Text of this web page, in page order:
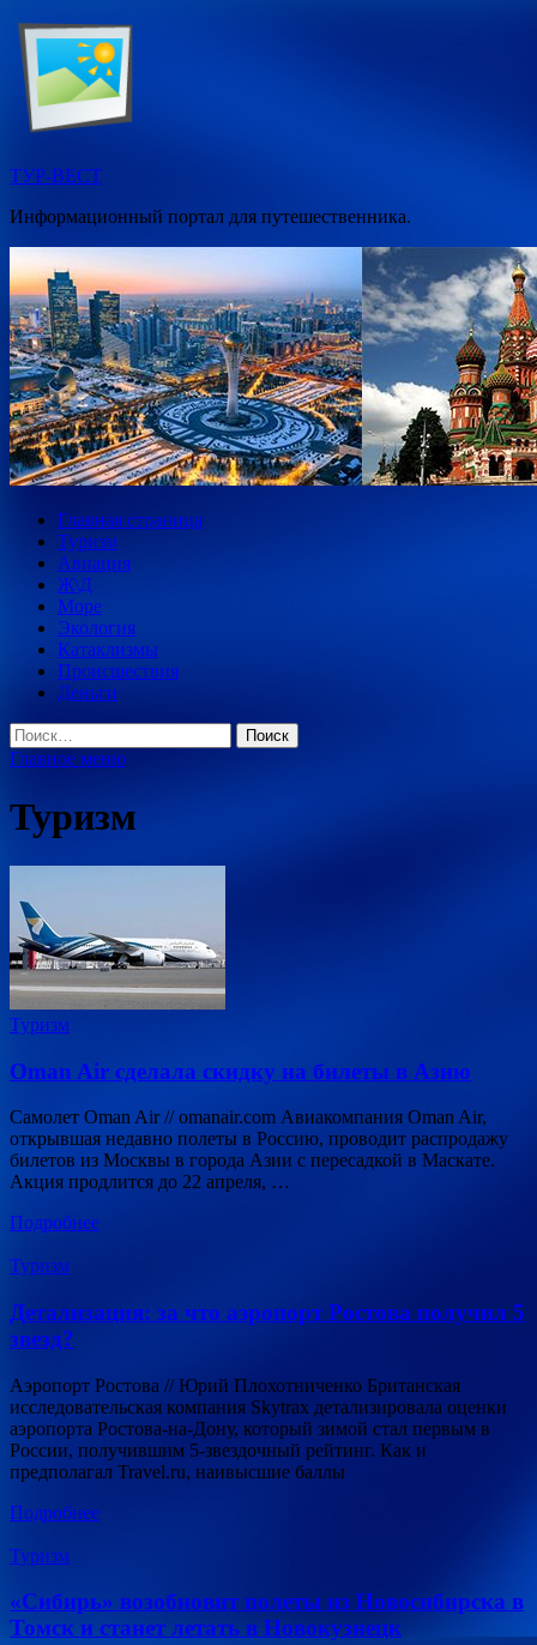
Перейти
содержимому
ТУР-ВЕСТ
Информационный портал для путешественника.
Главная страница
Туризм
Авиация
Ж\Д
Море
Экология
Катаклизмы
Происшествия
Деньги
Найти:
Главное меню
Туризм
Туризм
Oman Air сделала скидку на билеты в Азию
Самолет Oman Air // omanair.com Авиакомпания Oman Air,
открывшая недавно полеты в Россию, проводит распродажу
билетов из Москвы в города Азии с пересадкой в Маскате.
Акция продлится до 22 апреля, …
Подробнее
Туризм
Детализация: за что аэропорт Ростова получил 5
звезд?
Аэропорт Ростова // Юрий Плохотниченко Британская
исследовательская компания Skytrax детализировала оценки
аэропорта Ростова-на-Дону, который зимой стал первым в
России, получившим 5-звездочный рейтинг. Как и
предполагал Travel.ru, наивысшие баллы
Подробнее
Туризм
«Сибирь» возобновит полеты из Новосибирска в
Томск и станет летать в Новокузнецк